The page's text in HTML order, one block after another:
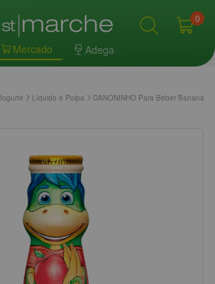
Mercado Adega
0
Iogurte Líquido e Polpa DANONINHO Para Beber Banana e